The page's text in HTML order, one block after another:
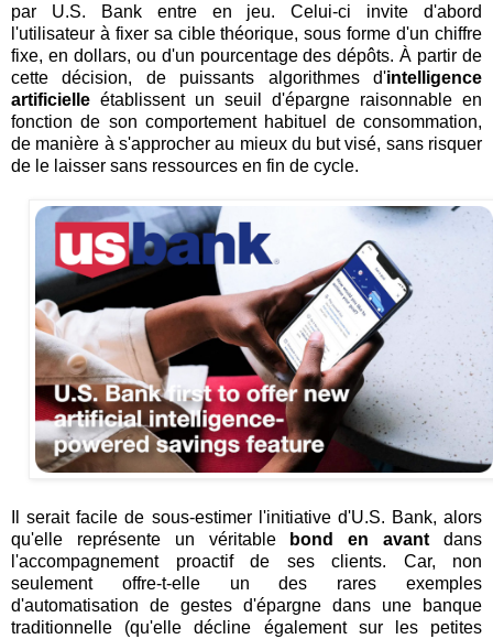
par U.S. Bank entre en jeu. Celui-ci invite d'abord
l'utilisateur à fixer sa cible théorique, sous forme d'un chiffre
fixe, en dollars, ou d'un pourcentage des dépôts. À partir de
cette décision, de puissants algorithmes d'intelligence
artificielle établissent un seuil d'épargne raisonnable en
fonction de son comportement habituel de consommation,
de manière à s'approcher au mieux du but visé, sans risquer
de le laisser sans ressources en fin de cycle.
Il serait facile de sous-estimer l'initiative d'U.S. Bank, alors
qu'elle représente un véritable
bond en avantdans
l'accompagnement proactif de ses clients. Car, non
seulement offre-t-elle un des rares exemples
d'automatisation de gestes d'épargne dans une banque
traditionnelle (qu'elle décline également sur les petites